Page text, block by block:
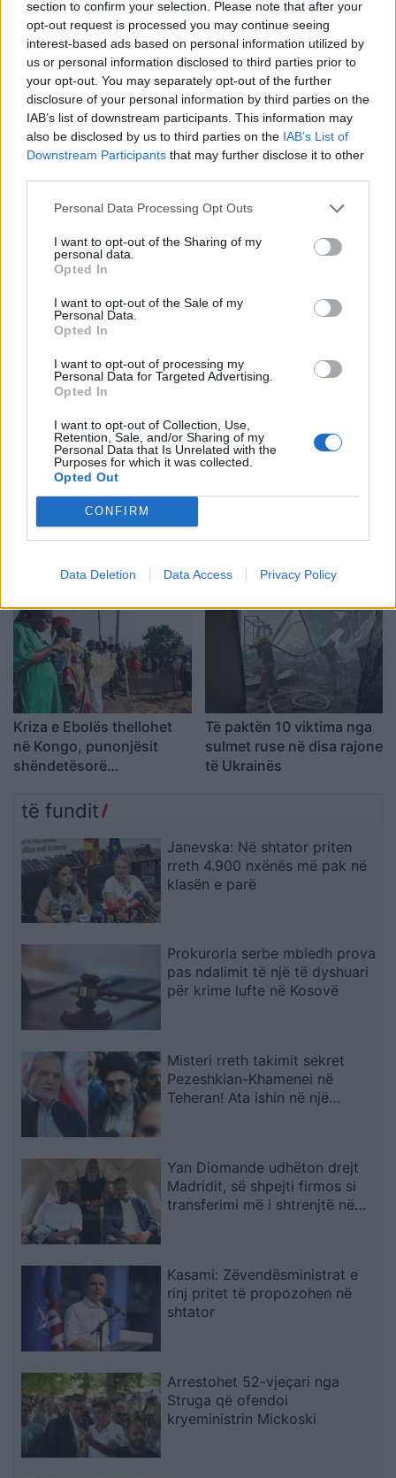
section to confirm your selection. Please note that after your
opt-out request is processed you may continue seeing
interest-based ads based on personal information utilized by
us or personal information disclosed to third parties prior to
your opt-out. You may separately opt-out of the further
disclosure of your personal information by third parties on the
IAB’s list of downstream participants. This information may
also be disclosed by us to third parties on the IAB’s List of
Downstream Participants that may further disclose it to other
Personal Data Processing Opt Outs
I want to opt-out of the Sharing of my
personal data.
Opted In
I want to opt-out of the Sale of my
Personal Data.
Opted In
I want to opt-out of processing my
Personal Data for Targeted Advertising.
Opted In
I want to opt-out of Collection, Use,
Retention, Sale, and/or Sharing of my
Personal Data that Is Unrelated with the
Purposes for which it was collected.
Opted Out
CONFIRM
Data Deletion Data Access Privacy Policy
Misteri rreth takimit sekret
Pezeshkian-Khamenei në
Teheran! Ata ishin në një
tjetrin, por pa e parë
Reforma Territoriale, PD
udhëzon degët të krijojnë
front të përbashkët
Greqi, rritet shqetësimi
për përhapjen e virusit të
Nilit Perëndimor: 6 të
vdekur dhe 65 të
infektuar
Mallakastër/ Zjarri del
masivin pyjor të Drenijës!
Pas Ngrëçanit, pritet
“Shqipëria me miq dhe
familje”, Richard Grenell
kaluar pushimet verore
një provokim rus me
NATO-s
Kriza e Ebolës thellohet
në Kongo, punonjësit
shëndetësorë
pagat e prapambetura
Të paktën 10 viktima nga
sulmet ruse në disa rajone
të Ukrainës
të fundit
Janevska: Në shtator priten
rreth 4.900 nxënës më pak në
klasën e parë
Prokuroria serbe mbledh prova
pas ndalimit të një të dyshuari
për krime lufte në Kosovë
Misteri rreth takimit sekret
Pezeshkian-Khamenei në
Teheran! Ata ishin në një
Yan Diomande udhëton drejt
Madridit, së shpejti firmos si
transferimi më i shtrenjtë në
Kasami: Zëvendësministrat e
rinj pritet të propozohen në
shtator
Arrestohet 52-vjeçari nga
Struga që ofendoi
kryeministrin Mickoski